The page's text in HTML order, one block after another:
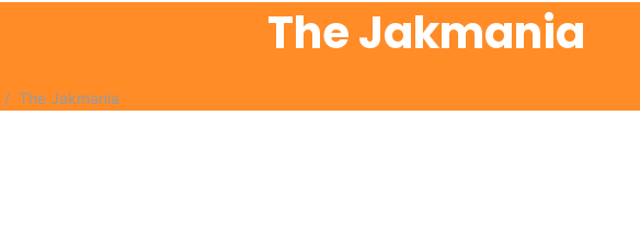
The Jakmania
The Jakmania